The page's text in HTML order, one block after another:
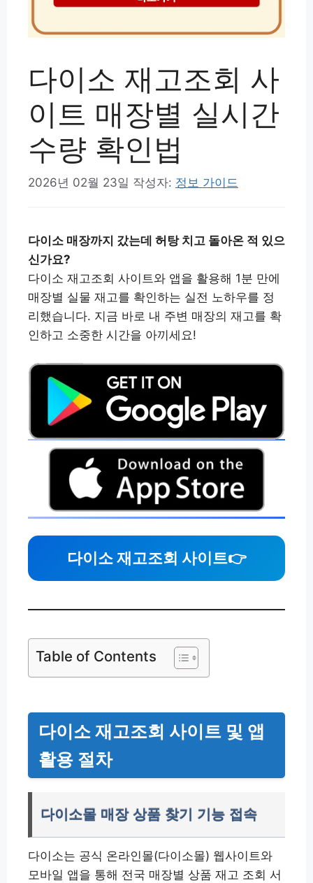
다이소 재고조회 사
이트 매장별 실시간
수량 확인법
2026년 02월 23일 작성자: 정보 가이드
다이소 매장까지 갔는데 허탕 치고 돌아온 적 있으
신가요?
다이소 재고조회 사이트와 앱을 활용해 1분 만에
매장별 실물 재고를 확인하는 실전 노하우를 정
리했습니다. 지금 바로 내 주변 매장의 재고를 확
인하고 소중한 시간을 아끼세요!
다이소 재고조회 사이트👉
Table of Contents
다이소 재고조회 사이트 및 앱
활용 절차
다이소몰 매장 상품 찾기 기능 접속
다이소는 공식 온라인몰(다이소몰) 웹사이트와
모바일 앱을 통해 전국 매장별 상품 재고 조회 서